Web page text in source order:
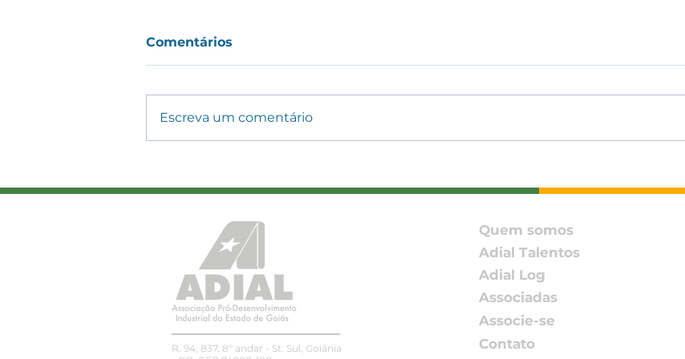
movimenta R$ 1,4 trilhão
logística e serviços
JA Goiás reúne lideranças
Comentários
Escreva um comentário
R. 94, 837, 8º andar - St. Sul, Goiânia
Quem somos
Adial Talentos
Adial Log
Associadas
Associe-se
Contato